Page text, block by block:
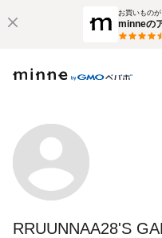
お買いもの
minneの
RRUUNNAA28'S